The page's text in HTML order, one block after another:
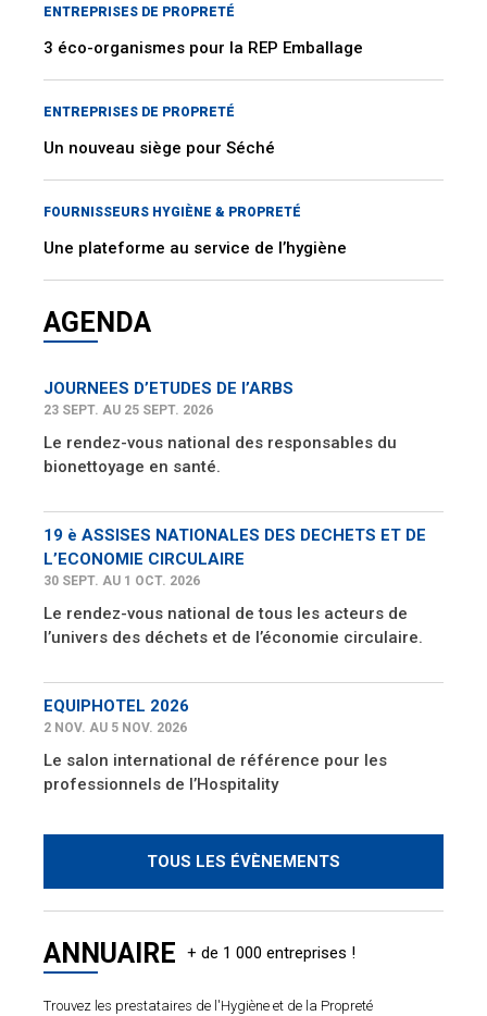
ENTREPRISES DE PROPRETÉ
3 éco-organismes pour la REP Emballage
ENTREPRISES DE PROPRETÉ
Un nouveau siège pour Séché
FOURNISSEURS HYGIÈNE & PROPRETÉ
Une plateforme au service de l’hygiène
AGENDA
JOURNEES D’ETUDES DE l’ARBS
23 SEPT. AU 25 SEPT. 2026
Le rendez-vous national des responsables du
bionettoyage en santé.
19 è ASSISES NATIONALES DES DECHETS ET DE
L’ECONOMIE CIRCULAIRE
30 SEPT. AU 1 OCT. 2026
Le rendez-vous national de tous les acteurs de
l’univers des déchets et de l’économie circulaire.
EQUIPHOTEL 2026
2 NOV. AU 5 NOV. 2026
Le salon international de référence pour les
professionnels de l’Hospitality
TOUS LES ÉVÈNEMENTS
ANNUAIRE
Trouvez les prestataires de l'Hygiène et de la Propreté